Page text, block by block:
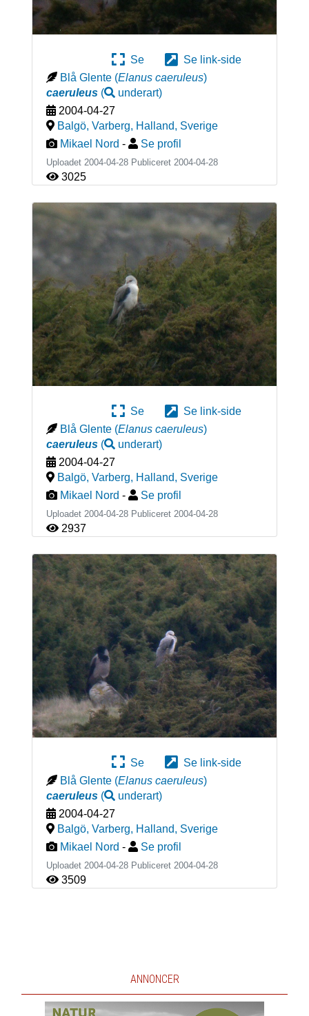
Se
Se link-side
Blå Glente (Elanus caeruleus)
caeruleus( underart)
2004-04-27
Balgö, Varberg, Halland, Sverige
Mikael Nord - Se profil
Uploadet 2004-04-28 Publiceret 2004-04-28
3025
Se
Se link-side
Blå Glente (Elanus caeruleus)
caeruleus( underart)
2004-04-27
Balgö, Varberg, Halland, Sverige
Mikael Nord - Se profil
Uploadet 2004-04-28 Publiceret 2004-04-28
2937
Se
Se link-side
Blå Glente (Elanus caeruleus)
caeruleus( underart)
2004-04-27
Balgö, Varberg, Halland, Sverige
Mikael Nord - Se profil
Uploadet 2004-04-28 Publiceret 2004-04-28
3509
ANNONCER